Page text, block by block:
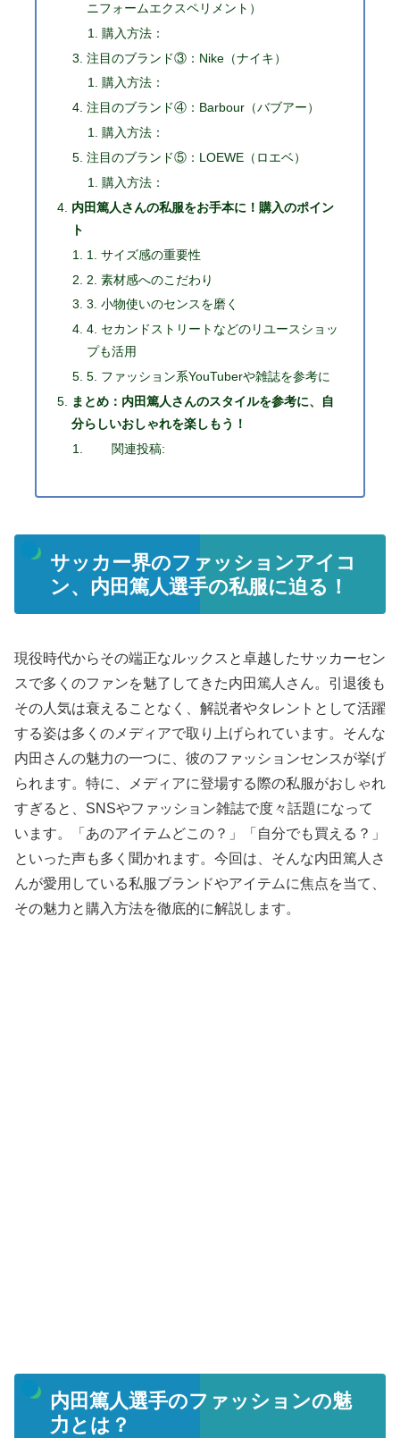
ニフォームエクスペリメント）
購入方法：
注目のブランド③：Nike（ナイキ）
購入方法：
注目のブランド④：Barbour（バブアー）
購入方法：
注目のブランド⑤：LOEWE（ロエベ）
購入方法：
内田篤人さんの私服をお手本に！購入のポイン
ト
1. サイズ感の重要性
2. 素材感へのこだわり
3. 小物使いのセンスを磨く
4. セカンドストリートなどのリユースショッ
プも活用
5. ファッション系YouTuberや雑誌を参考に
まとめ：内田篤人さんのスタイルを参考に、自
分らしいおしゃれを楽しもう！
関連投稿:
サッカー界のファッションアイコ
ン、内田篤人選手の私服に迫る！
現役時代からその端正なルックスと卓越したサッカーセン
スで多くのファンを魅了してきた内田篤人さん。引退後も
その人気は衰えることなく、解説者やタレントとして活躍
する姿は多くのメディアで取り上げられています。そんな
内田さんの魅力の一つに、彼のファッションセンスが挙げ
られます。特に、メディアに登場する際の私服がおしゃれ
すぎると、SNSやファッション雑誌で度々話題になって
います。「あのアイテムどこの？」「自分でも買える？」
といった声も多く聞かれます。今回は、そんな内田篤人さ
んが愛用している私服ブランドやアイテムに焦点を当て、
その魅力と購入方法を徹底的に解説します。
内田篤人選手のファッションの魅
力とは？